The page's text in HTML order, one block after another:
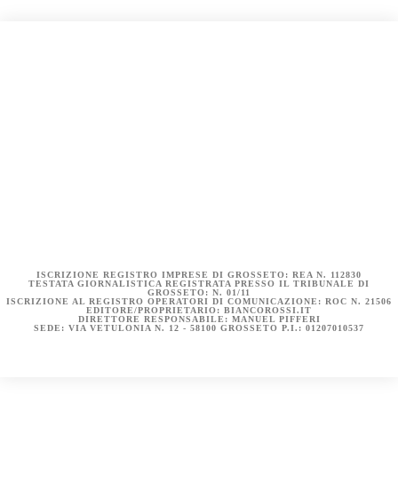
ISCRIZIONE REGISTRO IMPRESE DI GROSSETO: REA N. 112830
TESTATA GIORNALISTICA REGISTRATA PRESSO IL TRIBUNALE DI
GROSSETO: N. 01/11
ISCRIZIONE AL REGISTRO OPERATORI DI COMUNICAZIONE: ROC N. 21506
EDITORE/PROPRIETARIO: BIANCOROSSI.IT
DIRETTORE RESPONSABILE: MANUEL PIFFERI
SEDE: VIA VETULONIA N. 12 - 58100 GROSSETO P.I.: 01207010537